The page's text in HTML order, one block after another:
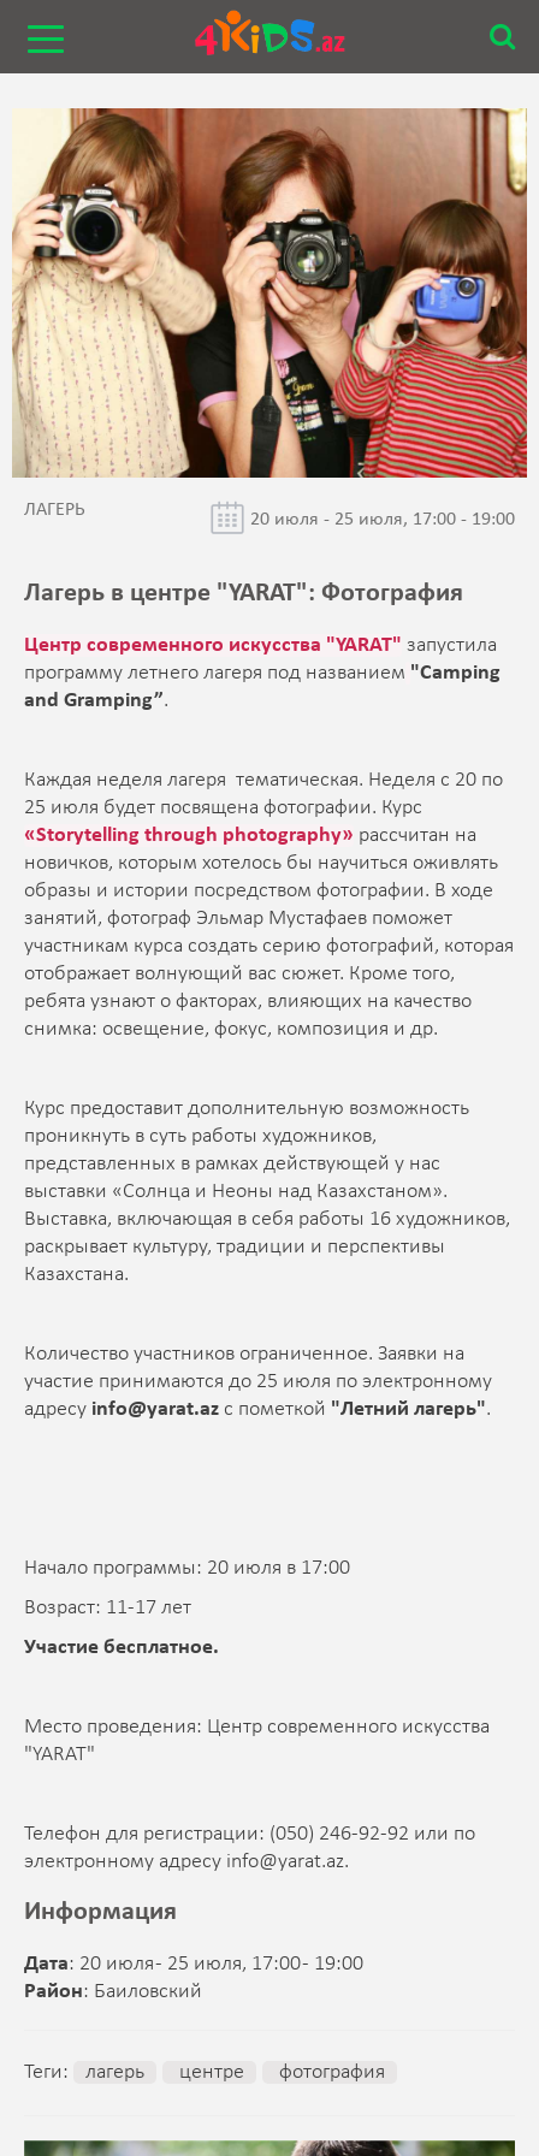
ЛАГЕРЬ 20 июля - 25 июля, 17:00 - 19:00
Лагерь в центре "YARAT": Фотография
Центр современного искусства "YARAT" запустила
программу летнего лагеря под названием "Camping
and Gramping”.
Каждая неделя лагеря тематическая. Неделя с 20 по
25 июля будет посвящена фотографии. Курс
«Storytelling through photography» рассчитан на
новичков, которым хотелось бы научиться оживлять
образы и истории посредством фотографии. В ходе
занятий, фотограф Эльмар Мустафаев поможет
участникам курса создать серию фотографий, которая
отображает волнующий вас сюжет. Кроме того,
ребята узнают о факторах, влияющих на качество
снимка: освещение, фокус, композиция и др.
Курс предоставит дополнительную возможность
проникнуть в суть работы художников,
представленных в рамках действующей у нас
выставки «Солнца и Неоны над Казахстаном».
Выставка, включающая в себя работы 16 художников,
раскрывает культуру, традиции и перспективы
Казахстана.
Количество участников ограниченное. Заявки на
участие принимаются до 25 июля по электронному
адресу info@yarat.az с пометкой "Летний лагерь".
Начало программы: 20 июля в 17:00
Возраст: 11-17 лет
Участие бесплатное.
Место проведения: Центр современного искусства
"YARAT"
Телефон для регистрации: (050) 246-92-92 или по
электронному адресу info@yarat.az.
Информация
Дата: 20 июля - 25 июля, 17:00 - 19:00
Район: Баиловский
Теги: лагерь центре фотография